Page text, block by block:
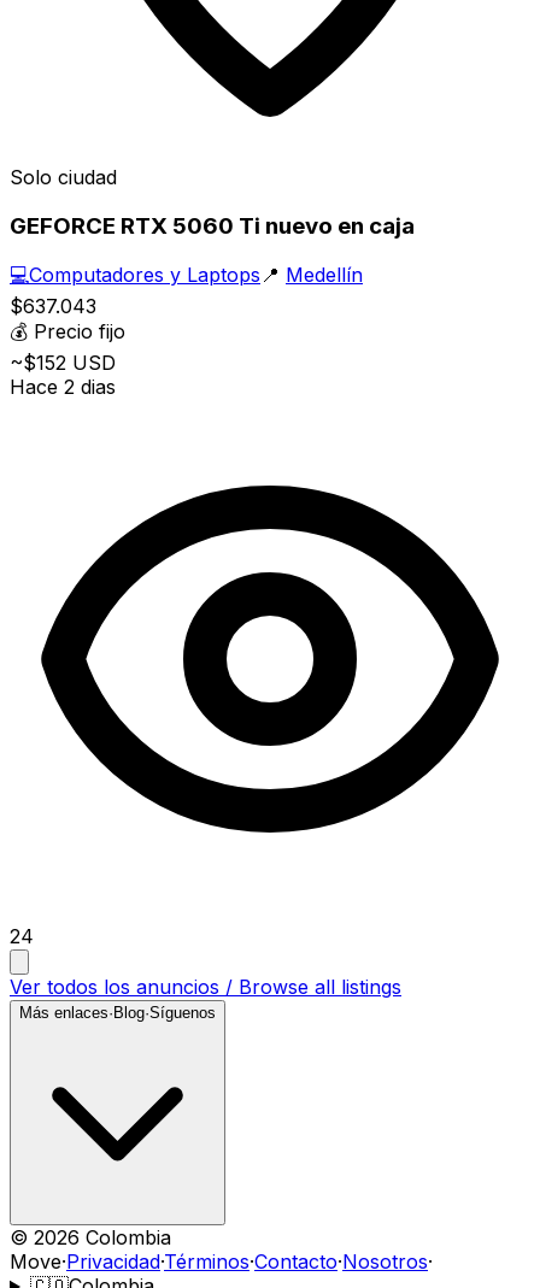
Solo ciudad
GEFORCE RTX 5060 Ti nuevo en caja
💻Computadores y Laptops 📍 Medellín
$637.043
💰 Precio fijo
~$152 USD
Hace 2 dias
24
Ver todos los anuncios / Browse all listings
Más enlaces· Blog·Síguenos
© 2026 Colombia
Move·Privacidad·Términos·Contacto·Nosotros·